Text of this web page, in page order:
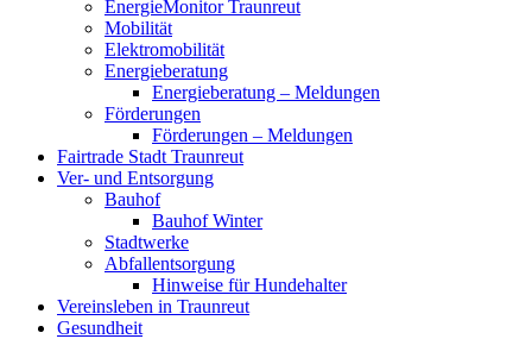
EnergieMonitor Traunreut
Mobilität
Elektromobilität
Energieberatung
Energieberatung – Meldungen
Förderungen
Förderungen – Meldungen
Fairtrade Stadt Traunreut
Ver- und Entsorgung
Bauhof
Bauhof Winter
Stadtwerke
Abfallentsorgung
Hinweise für Hundehalter
Vereinsleben in Traunreut
Gesundheit